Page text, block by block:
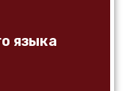
языка